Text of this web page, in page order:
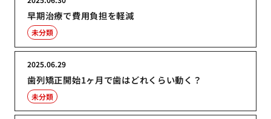
早期治療で費用負担を軽減
未分類
歯列矯正開始1ヶ月で歯はどれくらい動く？
2025.06.29
未分類